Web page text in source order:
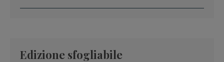
Edizione sfogliabile